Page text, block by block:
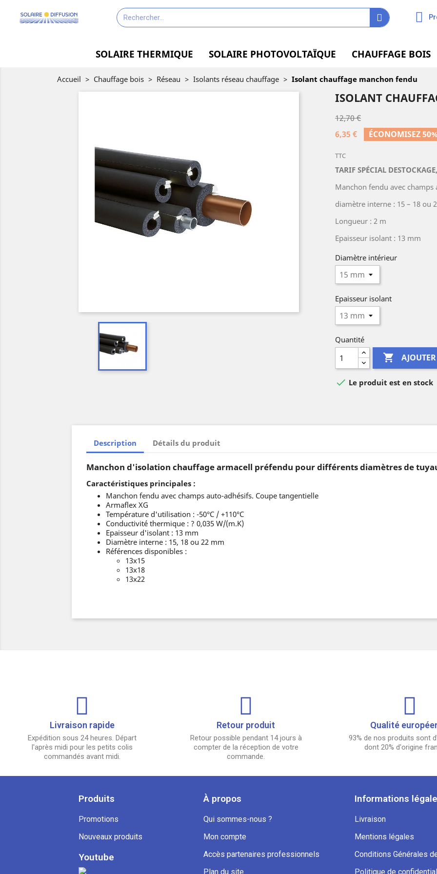
SOLAIRE THERMIQUE SOLAIRE PHOTOVOLTAÏQUE CHAUFFAGE BOIS
Accueil > Chauffage bois > Réseau > Isolants réseau chauffage > Isolant chauffage manchon fendu
ISOLANT
12,70 €
6,35 €
ÉCONOMISEZ
TTC
TARIF SPÉCIAL
Manchon fendu avec champs
diamètre interne : 15 – 18 ou
Longueur : 2 m
Epaisseur isolant : 13 mm
Diamètre intérieur
Epaisseur isolant
Quantité

 Le produit est en stock
Description Détails du produit
Manchon d'isolation chauffage armacell préfendu pour différents diamètres de
Caractéristiques principales :
Manchon fendu avec champs auto-adhésifs. Coupe tangentielle
Armaflex XG
Température d'utilisation : -50°C / +110°C
Conductivité thermique : ? 0,035 W/(m.K)
Epaisseur d'isolant : 13 mm
Diamètre interne : 15, 18 ou 22 mm
Références disponibles :
13x15
13x18
13x22
Livraison rapide
Expédition sous 24 heures. Départ
l'après midi pour les petits colis
commandés avant midi.
Retour produit
Retour possible pendant 14 jours à
compter de la réception de votre
commande.
Qualité
93% de nos produits sont
dont 20% d'origine
Produits
Promotions
Nouveaux produits
Youtube
À propos
Qui sommes-nous ?
Mon compte
Accès partenaires professionnels
Plan du site
Informations
Livraison
Mentions légales
Conditions Générales
Politique de